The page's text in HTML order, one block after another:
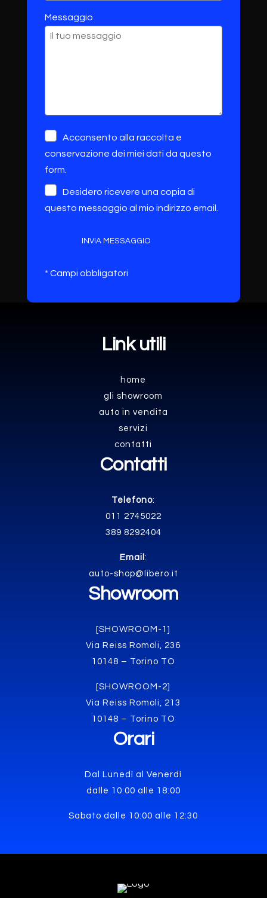
Messaggio
Acconsento alla raccolta e
conservazione dei miei dati da questo
form.
Desidero ricevere una copia di
questo messaggio al mio indirizzo email.
INVIA MESSAGGIO
* Campi obbligatori
Link utili
home
gli showroom
auto in vendita
servizi
contatti
Contatti
Telefono:
011 2745022
389 8292404
Email :
auto-shop@libero.it
Showroom
[SHOWROOM-1]
Via Reiss Romoli, 236
10148 – Torino TO
[SHOWROOM-2]
Via Reiss Romoli, 213
10148 – Torino TO
Orari
Dal Lunedì al Venerdì
dalle 10:00 alle 18:00
Sabato dalle 10:00 alle 12:30